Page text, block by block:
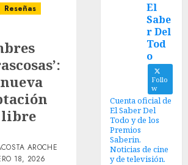
Reseñas
libre
AROCHE
18, 2026
El
Sabe
r Del
Tod
o
Follo
w
Cuenta oficial de
El Saber Del
Todo y de los
Premios
Saberin.
Noticias de cine
y de televisión.